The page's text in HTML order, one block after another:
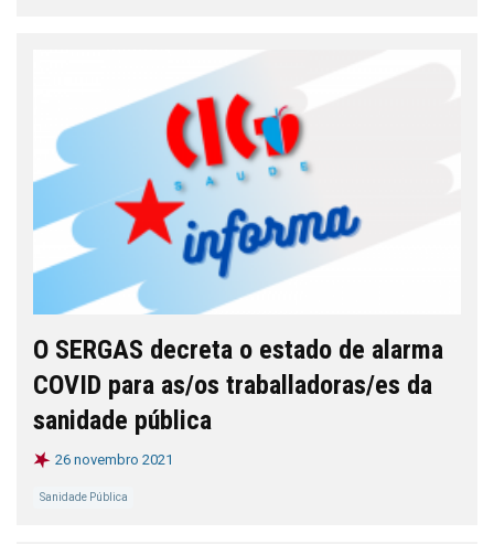
O SERGAS decreta o estado de alarma
COVID para as/os traballadoras/es da
sanidade pública
26 novembro 2021
Sanidade Pública